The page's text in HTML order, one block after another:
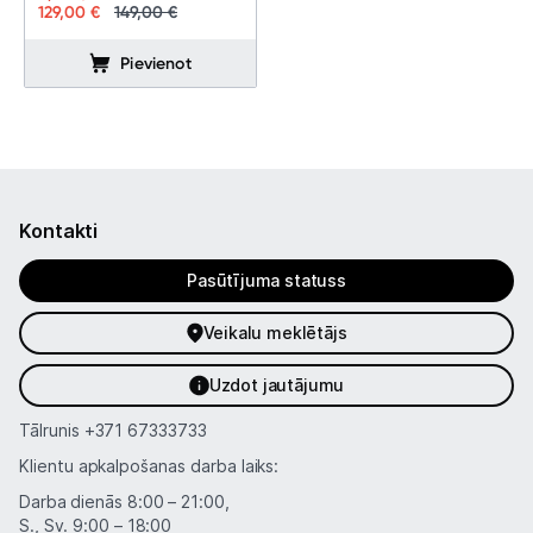
Telefoni, planšetdatori
Viedierīces
Ražotāju atjaunota tehnika
Vēlmju saraksts
Piegāde un apmaksa
129,00 € 149,00 €
Pievienot
Kontakti
Pasūtījuma statuss
Veikalu meklētājs
Uzdot jautājumu
Tālrunis +371 67333733
Klientu apkalpošanas darba laiks:
Darba dienās 8:00 – 21:00,
S., Sv. 9:00 – 18:00